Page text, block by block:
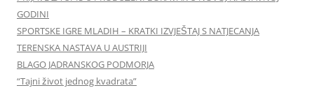
GODINI
SPORTSKE IGRE MLADIH – KRATKI IZVJEŠTAJ S NATJECANJA
TERENSKA NASTAVA U AUSTRIJI
BLAGO JADRANSKOG PODMORJA
“Tajni život jednog kvadrata”